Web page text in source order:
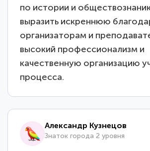
по истории и
выразить искреннюю
организаторам и
высокий профессионализм и
качественную организацию
процесса.
Александр Кузнецов
Знаток города 2 уровня